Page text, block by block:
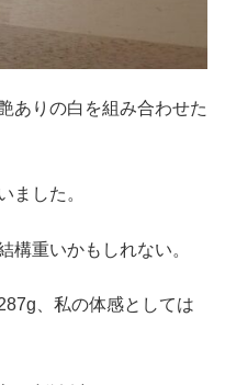
ありの白を組み合わせた
ました。
構重いかもしれない。
、私の体感としては